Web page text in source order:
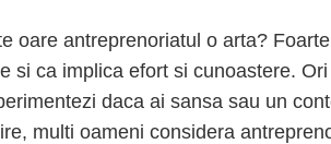
oare antreprenoriatul o arta?
si ca implica efort si cunoastere.
daca ai sansa sau un
multi oameni considera